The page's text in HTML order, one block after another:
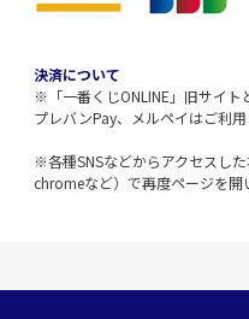
決済について
※「一番くじONLINE」旧サイト
プレバンPay、メルペイはご利用
※各種SNSなどからアクセスし
chromeなど）で再度ページを開